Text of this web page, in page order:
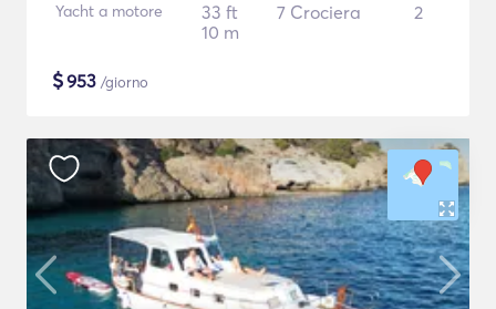
Yacht a motore
33 ft
10 m
7 Crociera 2
$953 /giorno